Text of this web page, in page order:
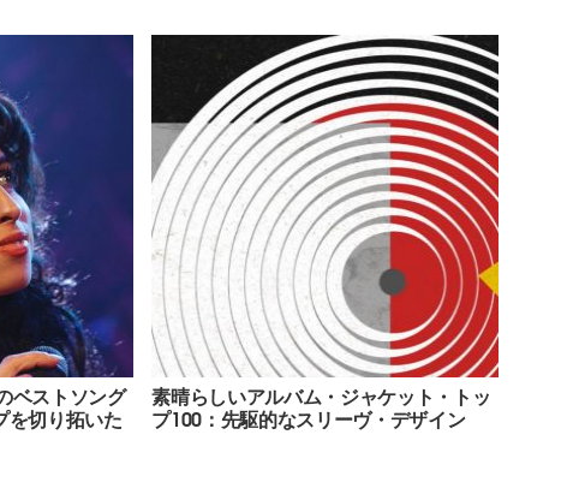
ベストソング
を切り拓いた
素晴らしいアルバム・ジャケット・トッ
プ100：先駆的なスリーヴ・デザイン